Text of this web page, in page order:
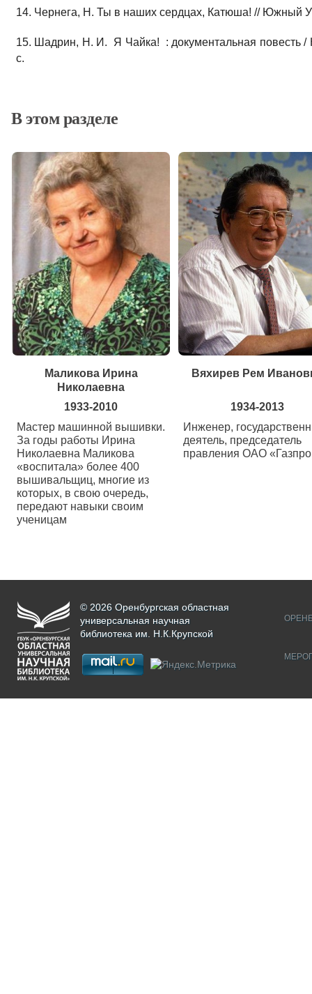
14. Чернега, Н. Ты в наших сердцах, Катюша! // Южный
15. Шадрин, Н. И. Я Чайка! : документальная повесть
с.
В этом разделе
Маликова Ирина
Николаевна
1933-2010
Мастер машинной вышивки.
За годы работы Ирина
Николаевна Маликова
«воспитала» более 400
вышивальщиц, многие из
которых, в свою очередь,
передают навыки своим
ученицам
Вяхирев Рем
1934-2013
Инженер,
деятель, председатель
правления ОАО
© 2026 Оренбургская областная
универсальная научная
библиотека им. Н.К.Крупской